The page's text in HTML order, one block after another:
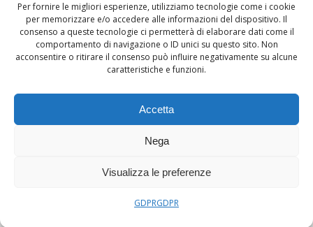
Per fornire le migliori esperienze, utilizziamo tecnologie come i cookie
per memorizzare e/o accedere alle informazioni del dispositivo. Il
consenso a queste tecnologie ci permetterà di elaborare dati come il
comportamento di navigazione o ID unici su questo sito. Non
acconsentire o ritirare il consenso può influire negativamente su alcune
caratteristiche e funzioni.
Accetta
Nega
Visualizza le preferenze
GDPRGDPR
Commenti recenti
Nessun commento da mostrare.
Nessun archivio da mostrare.
Categorie
Nessuna categoria